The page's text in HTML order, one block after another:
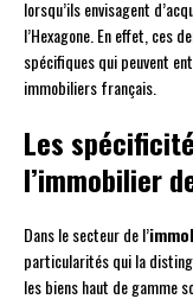
lorsqu’ils envisagent
l’Hexagone. En effet, ces
spécifiques qui peuvent
immobiliers français.
Les
l’immobilier
Dans le secteur de l’
particularités qui la
les biens haut de gamme